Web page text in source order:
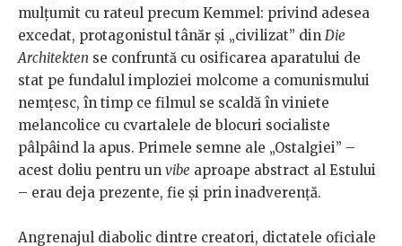
mulțumit cu rateul precum Kemmel: privind adesea
excedat, protagonistul tânăr și „civilizat” din Die
Architekten se confruntă cu osificarea aparatului de
stat pe fundalul imploziei molcome a comunismului
nemțesc, în timp ce filmul se scaldă în viniete
melancolice cu cvartalele de blocuri socialiste
pâlpâind la apus. Primele semne ale „Ostalgiei” –
acest doliu pentru un vibe aproape abstract al Estului
– erau deja prezente, fie și prin inadverență.
Angrenajul diabolic dintre creatori, dictatele oficiale